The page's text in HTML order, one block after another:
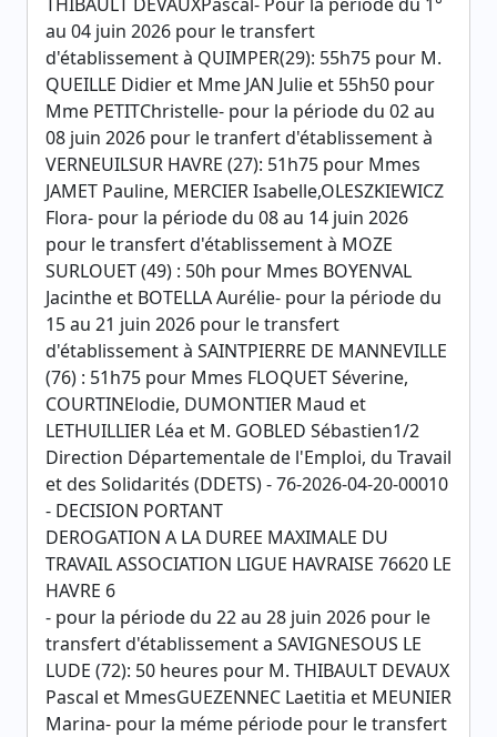
au 04 juin 2026 pour le transfert
d'établissement à QUIMPER(29): 55h75 pour M.
QUEILLE Didier et Mme JAN Julie et 55h50 pour
Mme PETITChristelle- pour la période du 02 au
08 juin 2026 pour le tranfert d'établissement à
VERNEUILSUR HAVRE (27): 51h75 pour Mmes
JAMET Pauline, MERCIER Isabelle,OLESZKIEWICZ
Flora- pour la période du 08 au 14 juin 2026
pour le transfert d'établissement à MOZE
SURLOUET (49) : 50h pour Mmes BOYENVAL
Jacinthe et BOTELLA Aurélie- pour la période du
15 au 21 juin 2026 pour le transfert
d'établissement à SAINTPIERRE DE MANNEVILLE
(76) : 51h75 pour Mmes FLOQUET Séverine,
COURTINElodie, DUMONTIER Maud et
LETHUILLIER Léa et M. GOBLED Sébastien1/2
Direction Départementale de l'Emploi, du Travail
et des Solidarités (DDETS) - 76-2026-04-20-00010
- DECISION PORTANT
DEROGATION A LA DUREE MAXIMALE DU
TRAVAIL ASSOCIATION LIGUE HAVRAISE 76620 LE
HAVRE 6
- pour la période du 22 au 28 juin 2026 pour le
transfert d'établissement a SAVIGNESOUS LE
LUDE (72): 50 heures pour M. THIBAULT DEVAUX
Pascal et MmesGUEZENNEC Laetitia et MEUNIER
Marina- pour la méme période pour le transfert